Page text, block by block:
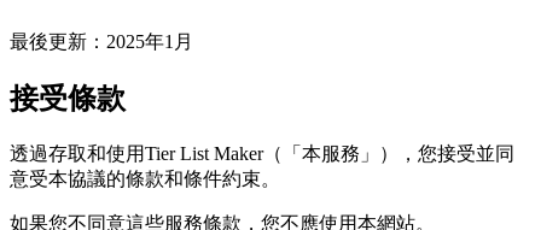
最後更新：2025年1月
接受條款
透過存取和使用Tier List Maker（「本服務」），您接受並同
意受本協議的條款和條件約束。
如果您不同意這些服務條款，您不應使用本網站。